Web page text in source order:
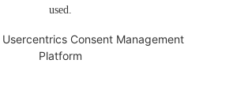
used.
Usercentrics Consent Management
Platform